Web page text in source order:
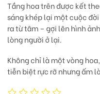
Tầng hoa trên được kết
sáng khép lại một cuộc
ra từ tâm – gợi lên hình ảnh
lòng người ở lại.
Không chỉ là một vòng
tiễn biệt rực rỡ nhưng ấm